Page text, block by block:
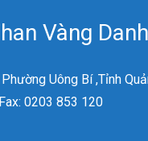
Vàng
Uông Bí ,Tỉnh
0203 853 120